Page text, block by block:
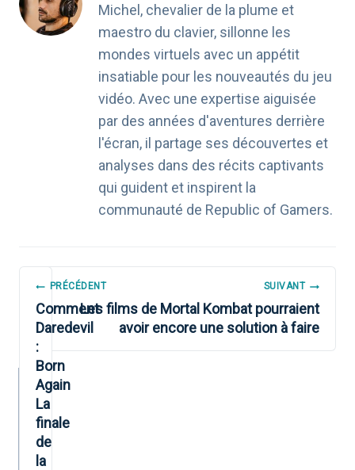
Michel, chevalier de la plume et
maestro du clavier, sillonne les
mondes virtuels avec un appétit
insatiable pour les nouveautés du jeu
vidéo. Avec une expertise aiguisée
par des années d'aventures derrière
l'écran, il partage ses découvertes et
analyses dans des récits captivants
qui guident et inspirent la
communauté de Republic of Gamers.
NAVIGATION
DE
L’ARTICLE
PRÉCÉDENT
Comment
Daredevil
:
Born
Again
La
finale
de
la
SUIVANT
Les films de Mortal Kombat pourraient
avoir encore une solution à faire